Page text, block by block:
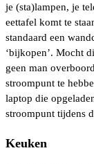
je (sta)lampen, je
eettafel komt te
standaard een
‘bijkopen’. Mocht
geen man
stroompunt te
laptop die
stroompunt tijdens
Keuken